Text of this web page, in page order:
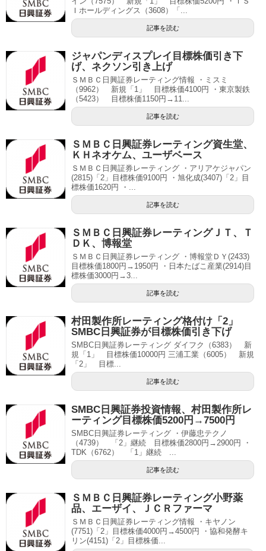
Ｉホールディングス（3608）「...
記事を読む
ジャパンディスプレイ目標株価引き下
げ、ネクソン引き上げ
ＳＭＢＣ日興証券レーティング情報 ・ミスミ
（9962） 新規「1」 目標株価4100円 ・東京製鉄
（5423） 目標株価1150円→11...
記事を読む
ＳＭＢＣ日興証券レーティング資生堂、
ＫＨネオケム、ユーザベース
ＳＭＢＣ日興証券レーティング ・アリアケジャパン
(2815)「2」目標株価9100円 ・旭化成(3407)「2」目
標株価1620円 ・...
記事を読む
ＳＭＢＣ日興証券レーティングＪＴ、Ｔ
ＤＫ、博報堂
ＳＭＢＣ日興証券レーティング ・博報堂ＤＹ(2433)
目標株価1800円→1950円 ・日本たばこ産業(2914)目
標株価3000円→3...
記事を読む
村田製作所レーティング格付け「2」
SMBC日興証券が目標株価引き下げ
SMBC日興証券レーティング ダイフク（6383） 新
規「1」 目標株価10000円 三浦工業（6005） 新規
「2」 目標...
記事を読む
SMBC日興証券投資情報、村田製作所レ
ーティング目標株価5200円→7500円
SMBC日興証券レーティング ・伊藤忠テクノ
（4739） 「2」継続 目標株価2800円→2900円 ・
TDK（6762） 「1」継続 ...
記事を読む
ＳＭＢＣ日興証券レーティング小野薬
品、エーザイ、ＪＣＲファーマ
ＳＭＢＣ日興証券レーティング情報 ・キヤノン
(7751)「2」目標株価4000円→4500円 ・協和発酵キ
リン(4151)「2」目標株価...